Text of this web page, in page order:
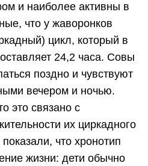
и наиболее активны в
что у жаворонков
цикл, который в
24,2 часа. Совы
поздно и чувствуют
вечером и ночью.
это связано с
их циркадного
что хронотип
жизни: дети обычно